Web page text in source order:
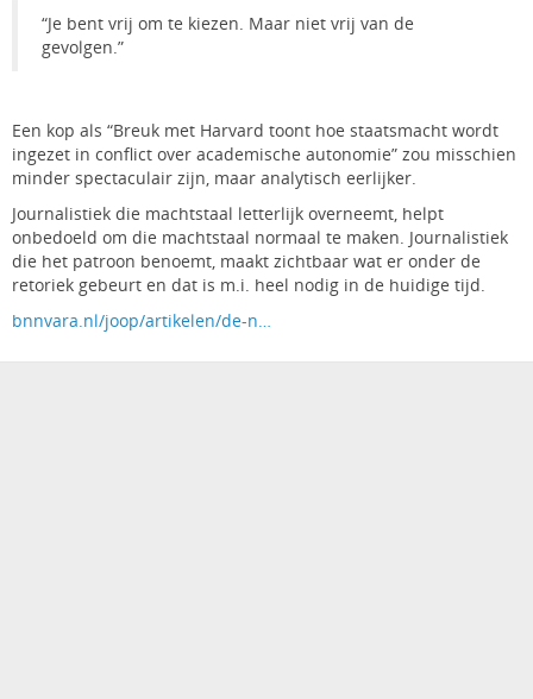
“Je bent vrij om te kiezen. Maar niet vrij van de
gevolgen.”
Een kop als “Breuk met Harvard toont hoe staatsmacht wordt
ingezet in conflict over academische autonomie” zou misschien
minder spectaculair zijn, maar analytisch eerlijker.
Journalistiek die machtstaal letterlijk overneemt, helpt
onbedoeld om die machtstaal normaal te maken. Journalistiek
die het patroon benoemt, maakt zichtbaar wat er onder de
retoriek gebeurt en dat is m.i. heel nodig in de huidige tijd.
bnnvara.nl/joop/artikelen/de-n…